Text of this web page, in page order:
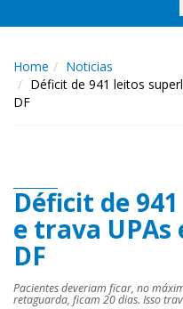
Home
Noticias
Déficit de 941 leitos
DF
Déficit de
e trava
DF
Pacientes deveriam ficar, no
retaguarda, ficam 20 dias. Isso